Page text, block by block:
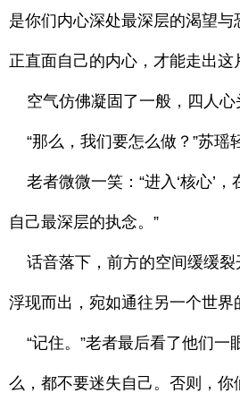
是你们内心深处最深层的渴望
正直面自己的内心，才能走出这
空气仿佛凝固了一般，四人心
“那么，我们要怎么做？”苏瑶
老者微微一笑：“进入‘核心’，
自己最深层的执念。”
话音落下，前方的空间缓缓裂
浮现而出，宛如通往另一个世界
“记住。”老者最后看了他们一
么，都不要迷失自己。否则，你